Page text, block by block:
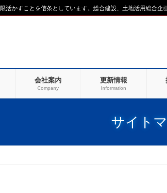
活かすことを信条としています。総合建設、土地活用総合
会社案内
Company
更新情報
Information
サイト